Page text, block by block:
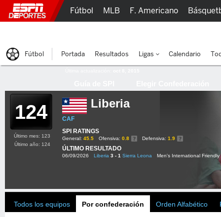
124 Liberia
CAF
SPI RATINGS
General: 45.5 Ofensiva: 0.8 Defensiva: 1.9
ÚLTIMO RESULTADO
06/09/2026 Liberia 3 - 1 Sierra Leona Men's International Friendly
Último mes: 123
Último año: 124
Todos los equipos Por confederación Orden Alfabético
Fútbol MLB F. Americano
Fútbol Portada Resultados Ligas Calendario